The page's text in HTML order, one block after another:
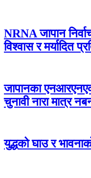
NRNA जापान
विश्वास र मर्यादित
जापानका
चुनावी नारा मात्र
युद्धको घाउ र